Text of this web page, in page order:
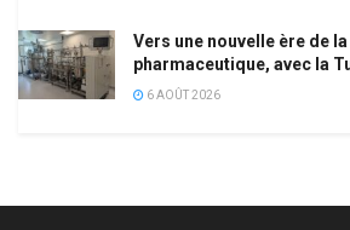
Vers une nouvelle ère de
pharmaceutique, avec la
6 AOÛT 2026